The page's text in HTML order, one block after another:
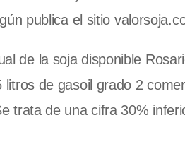
publica el sitio
de la soja disponible
de gasoil grado 2
trata de una cifra 30%